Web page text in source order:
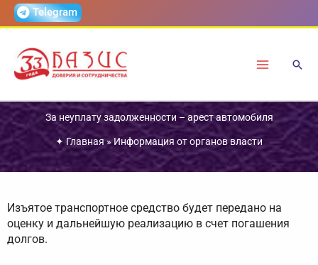
ПерейтиTelegram
За неуплату задолженности – арест автомобиля
✦Главная»Информация от органов власти
Изъятое транспортное средство будет передано на
оценку и дальнейшую реализацию в счет погашения
долгов.